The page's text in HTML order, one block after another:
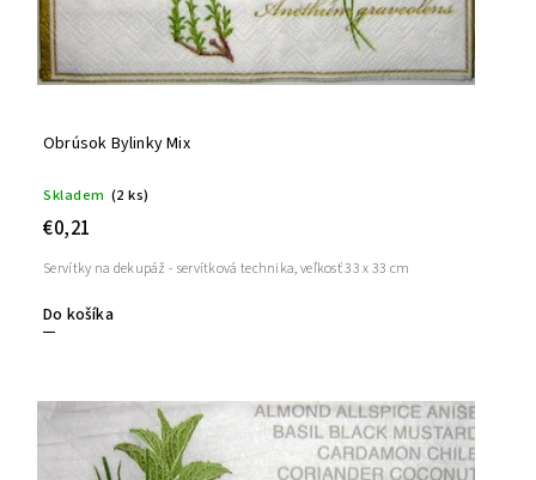
Obrúsok Bylinky Mix
Skladem (2 ks)
€0,21
Do košíka
Servítky na dekupáž - servítková technika, veľkosť 33 x 33 cm